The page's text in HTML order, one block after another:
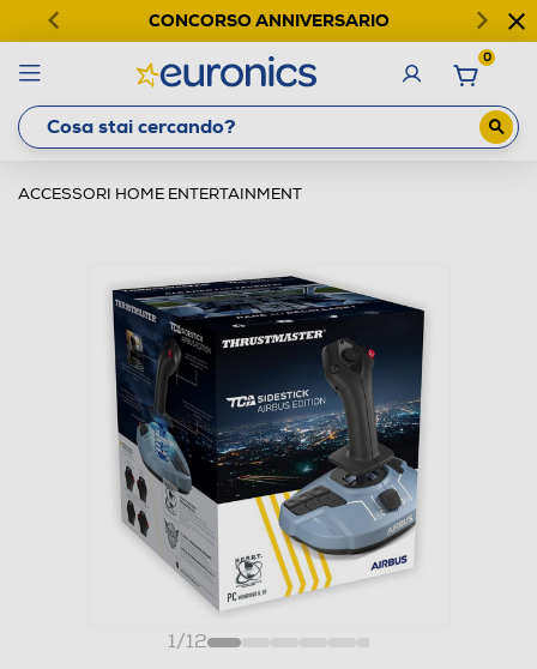
CONCORSO ANNIVERSARIO
0
ACCESSORI HOME ENTERTAINMENT
1/12